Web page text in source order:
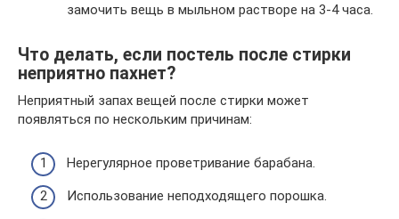
замочить вещь в мыльном растворе на 3-4 часа.
Что делать, если постель после стирки
неприятно пахнет?
Неприятный запах вещей после стирки может
появляться по нескольким причинам:
Нерегулярное проветривание барабана.
Использование неподходящего порошка.